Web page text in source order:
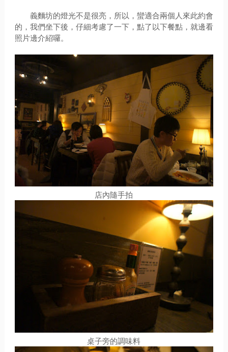
義麵坊的燈光不是很亮，所以，蠻適合兩個人來此約會
的，我們坐下後，仔細考慮了一下，點了以下餐點，就邊看
照片邊介紹囉。
店內隨手拍
桌子旁的調味料